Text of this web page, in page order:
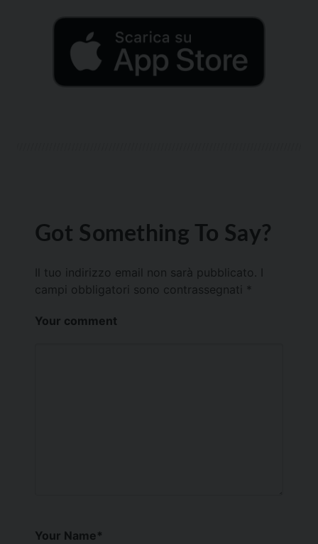
Got Something To Say?
Il tuo indirizzo email non sarà pubblicato.
campi obbligatori sono contrassegnati *
Your comment
Your Name*